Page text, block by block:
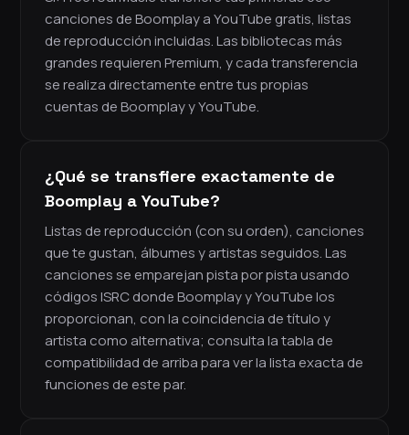
canciones de Boomplay a YouTube gratis, listas
de reproducción incluidas. Las bibliotecas más
grandes requieren Premium, y cada transferencia
se realiza directamente entre tus propias
cuentas de Boomplay y YouTube.
¿Qué se transfiere exactamente de
Boomplay a YouTube?
Listas de reproducción (con su orden), canciones
que te gustan, álbumes y artistas seguidos. Las
canciones se emparejan pista por pista usando
códigos ISRC donde Boomplay y YouTube los
proporcionan, con la coincidencia de título y
artista como alternativa; consulta la tabla de
compatibilidad de arriba para ver la lista exacta de
funciones de este par.